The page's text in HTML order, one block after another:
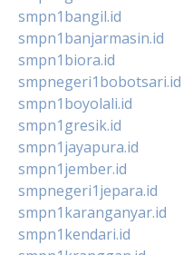
smpn1bangil.id
smpn1banjarmasin.id
smpn1biora.id
smpnegeri1bobotsari.id
smpn1boyolali.id
smpn1gresik.id
smpn1jayapura.id
smpn1jember.id
smpnegeri1jepara.id
smpn1karanganyar.id
smpn1kendari.id